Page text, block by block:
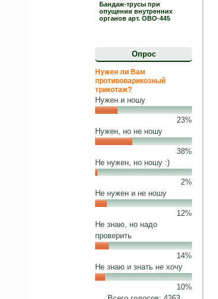
Бандаж-трусы при
опущении внутренних
органов арт. ОВО-445
Опрос
Нужен ли Вам
противоварикозный
трикотаж?
Нужен и ношу
23%
Нужен, но не ношу
38%
Не нужен, но ношу :)
2%
Не нужен и не ношу
12%
Не знаю, но надо
проверить
14%
Не знаю и знать не хочу
10%